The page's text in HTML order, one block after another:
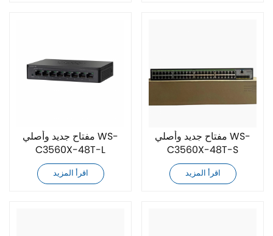
مفتاح جديد وأصلي WS-
C3560X-48T-L
اقرأ المزيد
مفتاح جديد وأصلي WS-
C3560X-48T-S
اقرأ المزيد